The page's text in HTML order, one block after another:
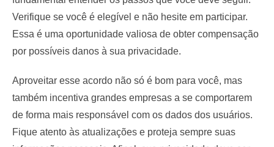
Verifique se você é elegível e não hesite em participar.
Essa é uma oportunidade valiosa de obter compensação
por possíveis danos à sua privacidade.
Aproveitar esse acordo não só é bom para você, mas
também incentiva grandes empresas a se comportarem
de forma mais responsável com os dados dos usuários.
Fique atento às atualizações e proteja sempre suas